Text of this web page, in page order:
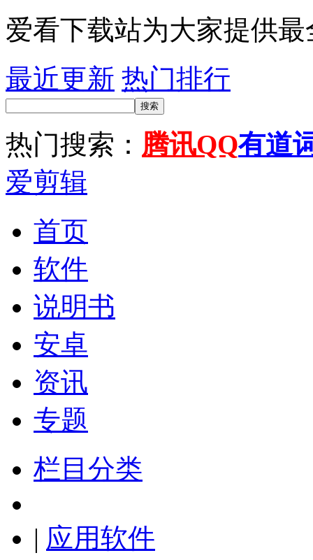
爱看下载站为大家提供
最近更新 热门排行
搜索
热门搜索： 腾讯QQ有道
爱剪辑
首页
软件
说明书
安卓
资讯
专题
栏目分类
| 应用软件